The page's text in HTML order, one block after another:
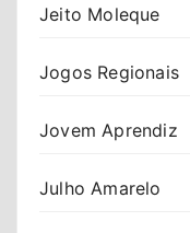
Jeito Moleque
Jogos Regionais
Jovem Aprendiz
Julho Amarelo